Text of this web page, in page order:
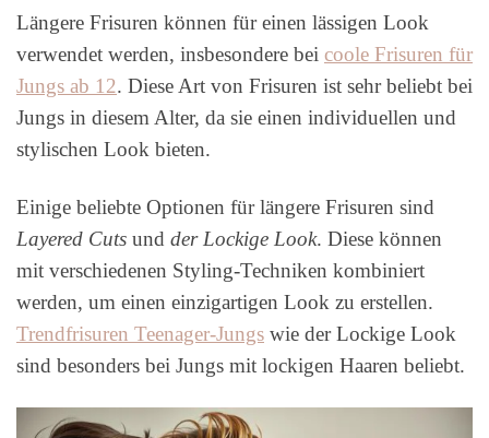
Längere Frisuren können für einen lässigen Look
verwendet werden, insbesondere bei coole Frisuren für
Jungs ab 12. Diese Art von Frisuren ist sehr beliebt bei
Jungs in diesem Alter, da sie einen individuellen und
stylischen Look bieten.
Einige beliebte Optionen für längere Frisuren sind
Layered Cuts und der Lockige Look. Diese können
mit verschiedenen Styling-Techniken kombiniert
werden, um einen einzigartigen Look zu erstellen.
Trendfrisuren Teenager-Jungs wie der Lockige Look
sind besonders bei Jungs mit lockigen Haaren beliebt.